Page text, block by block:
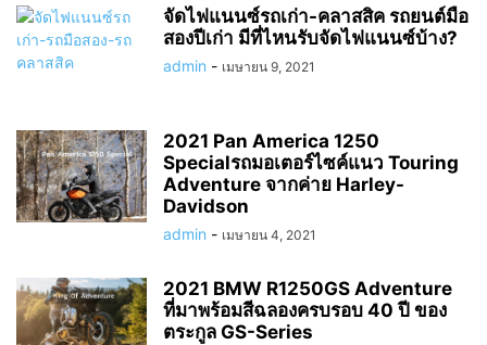
จัดไฟแนนซ์รถเก่า-คลาสสิค รถยนต์มือ
สองปีเก่า มีที่ไหนรับจัดไฟแนนซ์บ้าง?
admin - เมษายน 9, 2021
2021 Pan America 1250
Specialรถมอเตอร์ไซค์แนว Touring
Adventure จากค่าย Harley-
Davidson
admin - เมษายน 4, 2021
2021 BMW R1250GS Adventure
ที่มาพร้อมสีฉลองครบรอบ 40 ปี ของ
ตระกูล GS-Series